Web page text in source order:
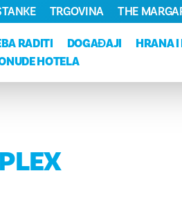
RADITI
DOGAĐAJI HRANA I
HOTELA
TRGOVINA THE